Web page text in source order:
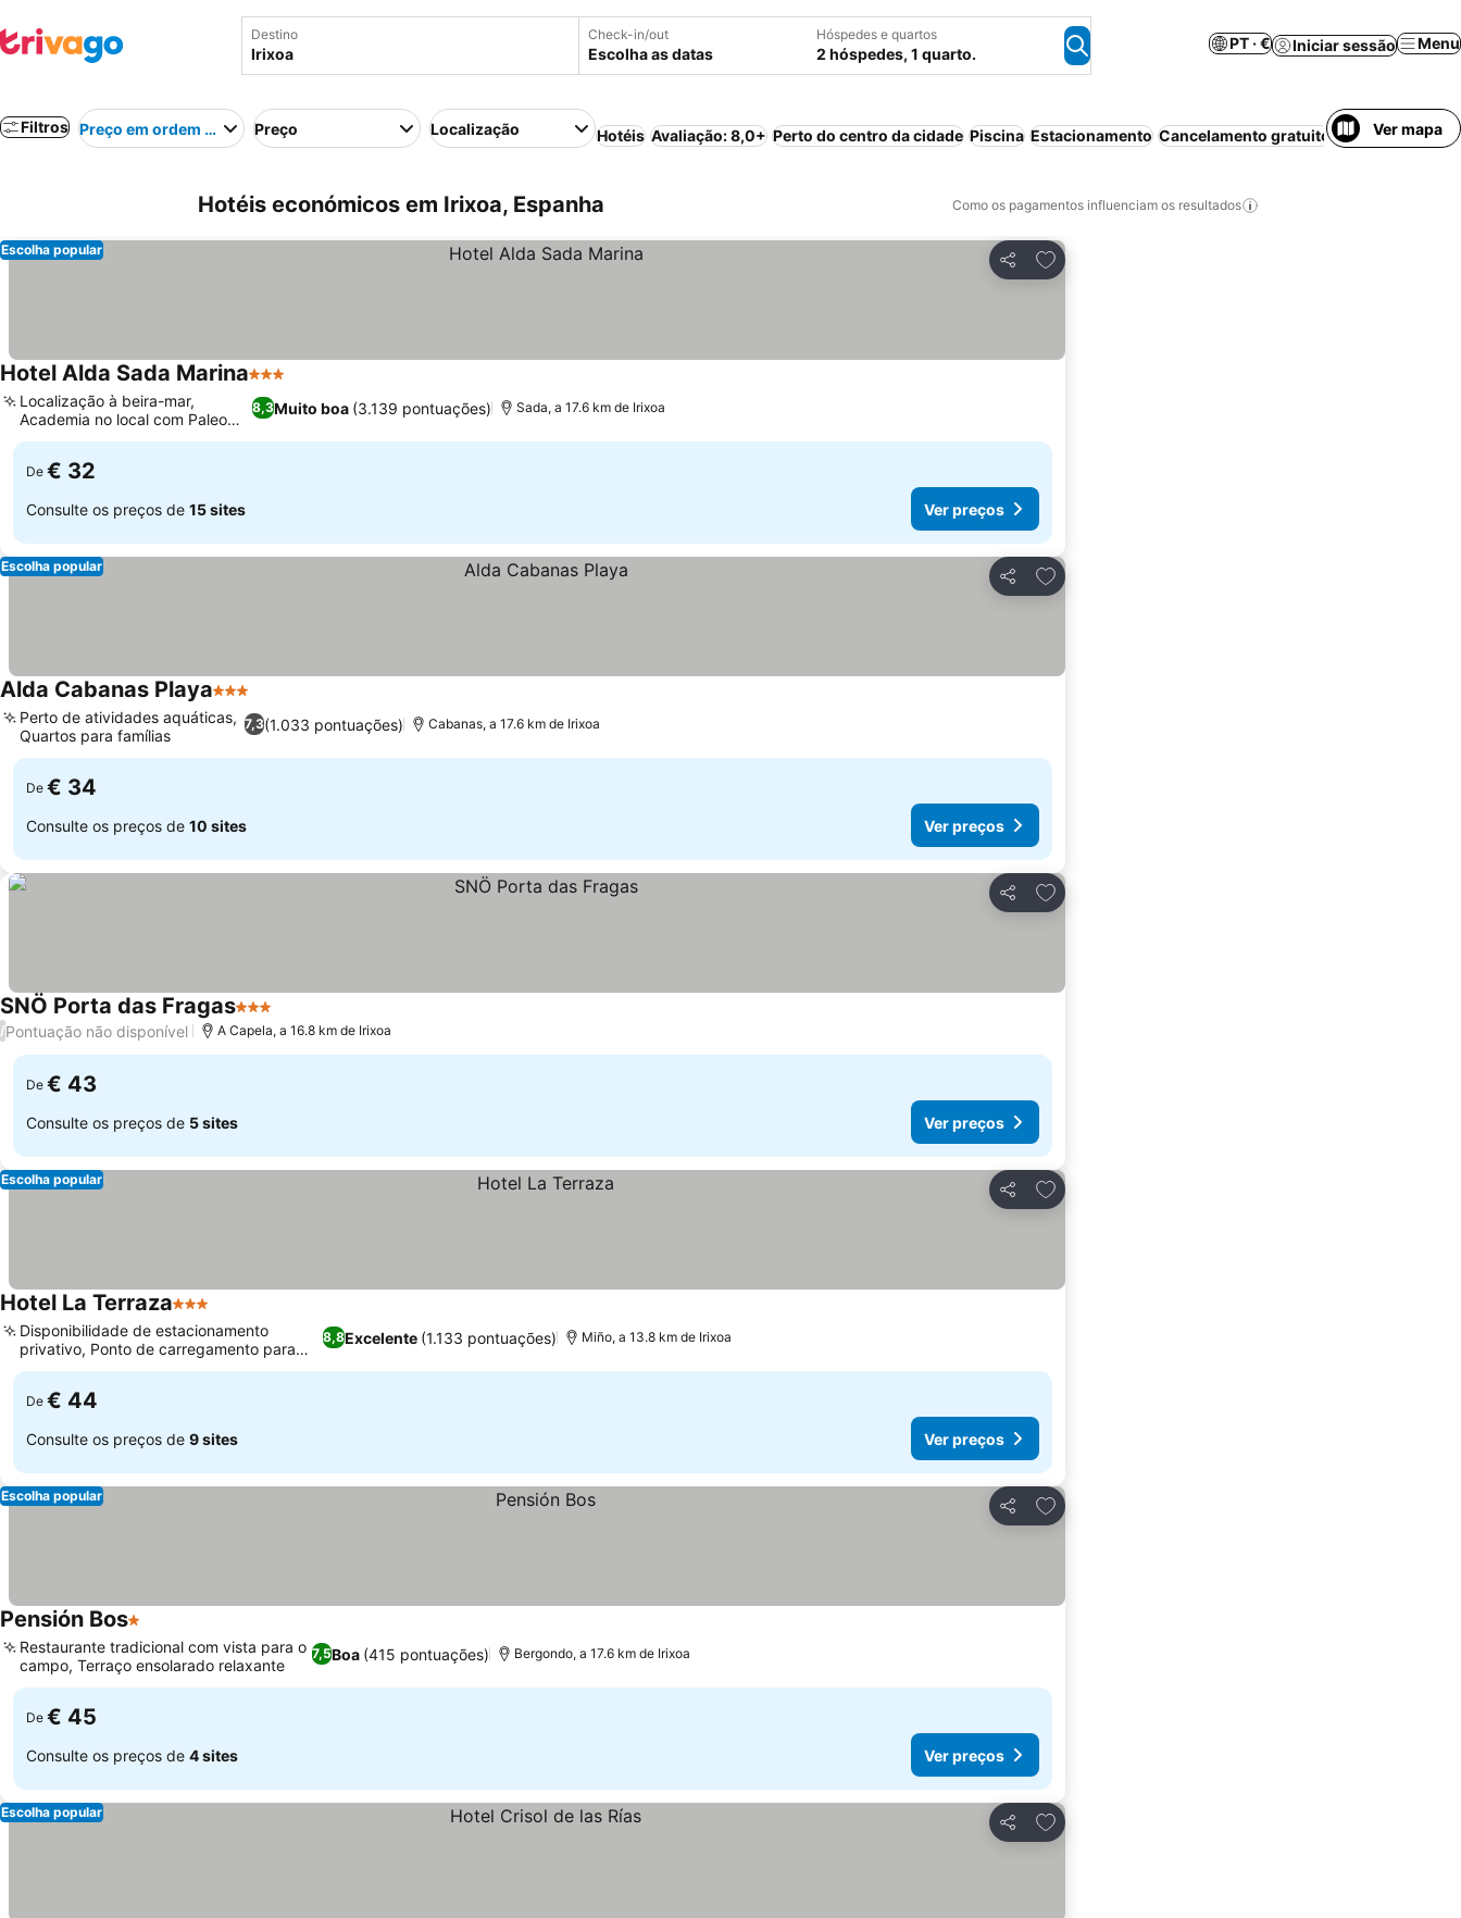
Destino Check-in/out
Escolha as datas
Hóspedes e quartos
2 hóspedes, 1 quarto.
PT · € Iniciar sessão Menu
Filtros Preço em ordem crescentePreço Localização Hotéis Avaliação: 8,0+ Perto do centro da cidade Piscina Estacionamento Cancelamento gratuito Ver mapa
Hotéis económicos em Irixoa, Espanha Como os pagamentos influenciam os resultados
Partilhar
Adicionar aos favoritos
Escolha popular
Hotel Alda Sada Marina3 Estrelas
8,3Muito boa (3.139 pontuações)
Localização à beira-mar,
Academia no local com Paleo
Training
Sada, a 17.6 km de Irixoa
De € 32
Consulte os preços de 15 sites Ver preços
Partilhar
Adicionar aos favoritos
Escolha popular
Alda Cabanas Playa3 Estrelas
7,3(1.033 pontuações)
Perto de atividades aquáticas,
Quartos para famílias
Cabanas, a 17.6 km de Irixoa
De € 34
Consulte os preços de 10 sites Ver preços
Partilhar
Adicionar aos favoritos
SNÖ Porta das Fragas3 Estrelas
/Pontuação não disponível A Capela, a 16.8 km de Irixoa
De € 43
Consulte os preços de 5 sites Ver preços
Partilhar
Adicionar aos favoritos
Escolha popular
Hotel La Terraza3 Estrelas
8,8Excelente (1.133 pontuações)
Disponibilidade de estacionamento
privativo, Ponto de carregamento para
veículos elétricos
Miño, a 13.8 km de Irixoa
De € 44
Consulte os preços de 9 sites Ver preços
Partilhar
Adicionar aos favoritos
Escolha popular
Pensión Bos1 Estrelas
7,5Boa (415 pontuações)
Restaurante tradicional com vista para o
campo, Terraço ensolarado relaxante
Bergondo, a 17.6 km de Irixoa
De € 45
Consulte os preços de 4 sites Ver preços
Partilhar
Adicionar aos favoritos
Escolha popular